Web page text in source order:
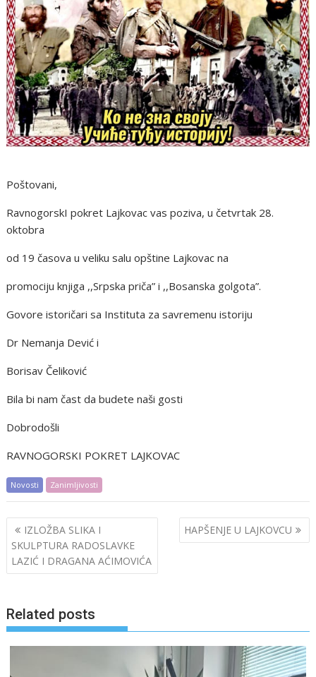
Poštovani,
RavnogorskI pokret Lajkovac vas poziva, u četvrtak 28.
oktobra
od 19 časova u veliku salu opštine Lajkovac na
promociju knjiga ,,Srpska priča” i ,,Bosanska golgota”.
Govore istoričari sa Instituta za savremenu istoriju
Dr Nemanja Dević i
Borisav Čeliković
Bila bi nam čast da budete naši gosti
Dobrodošli
RAVNOGORSKI POKRET LAJKOVAC
Novosti Zanimljivosti
Post
navigation
IZLOŽBA SLIKA I
SKULPTURA RADOSLAVKE
LAZIĆ I DRAGANA AĆIMOVIĆA
HAPŠENJE U LAJKOVCU
Related posts